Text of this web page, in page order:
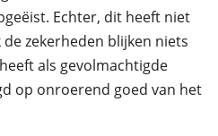
Echter, dit heeft niet
zekerheden blijken niets
als gevolmachtigde
op onroerend goed van het